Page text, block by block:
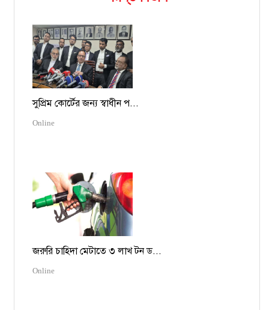
সুপ্রিম কোর্টের জন্য স্বাধীন প...
Online
জরুরি চাহিদা মেটাতে ৩ লাখ টন ড...
Online